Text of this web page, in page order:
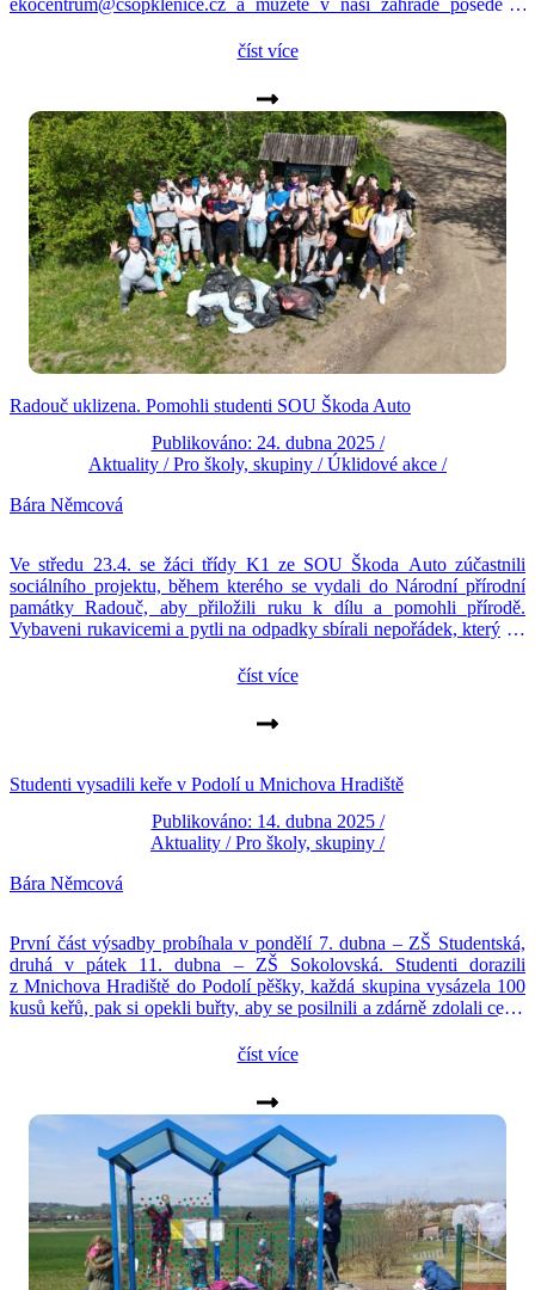
vám zapůjčíme zdarma, stačí si jen […]
číst více
Radouč uklizena. Pomohli studenti SOU Škoda Auto
Publikováno: 24. dubna 2025 /
Aktuality /Pro školy, skupiny /Úklidové akce /
Bára Němcová
Ve středu 23.4. se žáci třídy K1 ze SOU Škoda Auto zúčastnili
sociálního projektu, během kterého se vydali do Národní přírodní
památky Radouč, aby přiložili ruku k dílu a pomohli přírodě.
Vybaveni rukavicemi a pytli na odpadky sbírali nepořádek, který do
několik pytlů odpadu a přispěli tak […]
číst více
Studenti vysadili keře v Podolí u Mnichova Hradiště
Publikováno: 14. dubna 2025 /
Aktuality /Pro školy, skupiny /
Bára Němcová
První část výsadby probíhala v pondělí 7. dubna – ZŠ Studentská,
druhá v pátek 11. dubna – ZŠ Sokolovská. Studenti dorazili
z Mnichova Hradiště do Podolí pěšky, každá skupina vysázela 100
kusů keřů, pak si opekli buřty, aby se posilnili a zdárně zdolali cestu
číst více